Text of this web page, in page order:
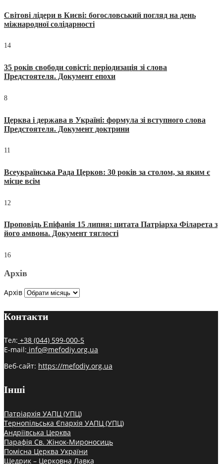
Світові лідери в Києві: богословський погляд на день
міжнародної солідарності
14
35 років свободи совісті: періодизація зі слова
Предстоятеля. Документ епохи
8
Церква і держава в Україні: формула зі вступного слова
Предстоятеля. Документ доктрини
11
Всеукраїнська Рада Церков: 30 років за столом, за яким є
місце всім
12
Проповідь Епіфанія 15 липня: цитата Патріарха Філарета з
його амвона. Документ тяглості
16
Архів
Архів
Контакти
Тел: +38 (044) 599-000-5
E-mail: info@mefodiy.org.ua
Веб-сайт: https://mefodiy.org.ua
Інші
Патріархія УАПЦ (УПЦ)
Тернопільська Єпархія УАПЦ (УПЦ)
Андріївська Церква
Парафія Св. Жінок-Мироносиць
Помісна Церква України
Щедрик – Церковна Лавка